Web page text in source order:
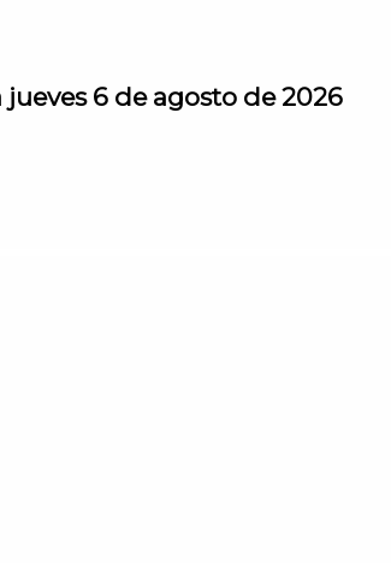
6 de agosto de 2026